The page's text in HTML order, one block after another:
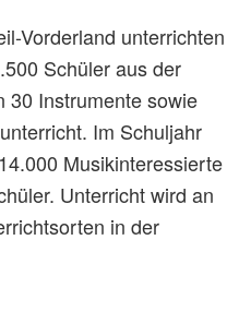
Vorderland unterrichten
Schüler aus der
30 Instrumente sowie
Im Schuljahr
Musikinteressierte
Unterricht wird an
in der